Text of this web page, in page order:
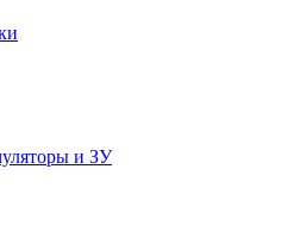
и ЗУ